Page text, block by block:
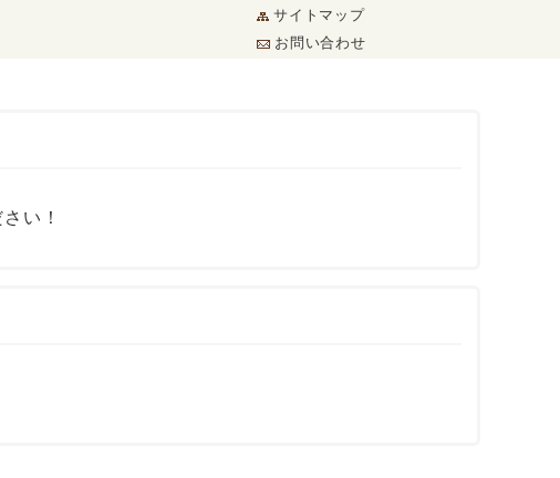
サイトマップ
お問い合わせ
い！